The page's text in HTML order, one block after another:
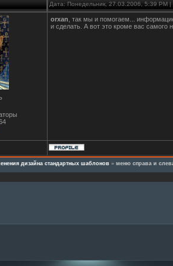
Дата: Понедельник, 27.03.2006, 5:39 PM
orxan , так мы и помогаем...
и сделать. А вот это кроме вас самого
дизайна стандартных шаблонов » меню справа и